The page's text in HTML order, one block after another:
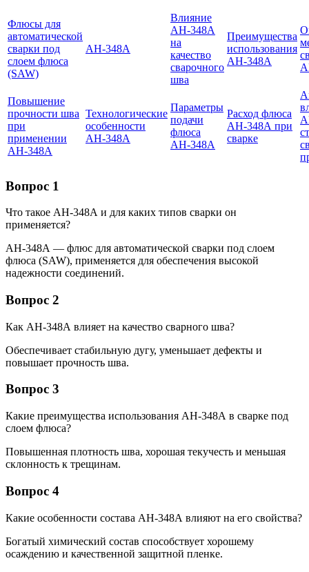
Флюсы для
автоматической
сварки под
слоем флюса
(SAW)
АН-348А
Влияние
АН-348А
на
качество
сварочного
шва
Преимущества
использования
АН-348А
Повышение
прочности шва
при
применении
АН-348А
Технологические
особенности
АН-348А
Параметры
подачи
флюса
АН-348А
Расход флюса
АН-348А при
сварке
Вопрос 1
Что такое АН-348А и для каких типов сварки он
применяется?
АН-348А — флюс для автоматической сварки под слоем
флюса (SAW), применяется для обеспечения высокой
надежности соединений.
Вопрос 2
Как АН-348А влияет на качество сварного шва?
Обеспечивает стабильную дугу, уменьшает дефекты и
повышает прочность шва.
Вопрос 3
Какие преимущества использования АН-348А в сварке под
слоем флюса?
Повышенная плотность шва, хорошая текучесть и меньшая
склонность к трещинам.
Вопрос 4
Какие особенности состава АН-348А влияют на его свойства?
Богатый химический состав способствует хорошему
осаждению и качественной защитной пленке.